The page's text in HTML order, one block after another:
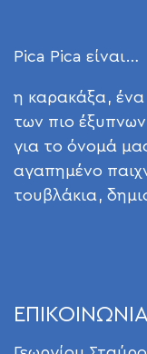
Pica Pica είναι…
η καρακάξα,
των πιο
για το όνομά
αγαπημένο
τουβλάκια,
ΕΠΙΚΟΙΝΩΝΙΑ